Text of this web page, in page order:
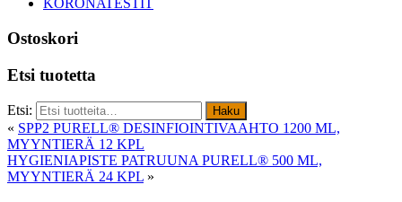
KORONATESTIT
Ostoskori
Etsi tuotetta
Etsi: Haku
« SPP2 PURELL® DESINFIOINTIVAAHTO 1200 ML,
MYYNTIERÄ 12 KPL
HYGIENIAPISTE PATRUUNA PURELL® 500 ML,
MYYNTIERÄ 24 KPL »